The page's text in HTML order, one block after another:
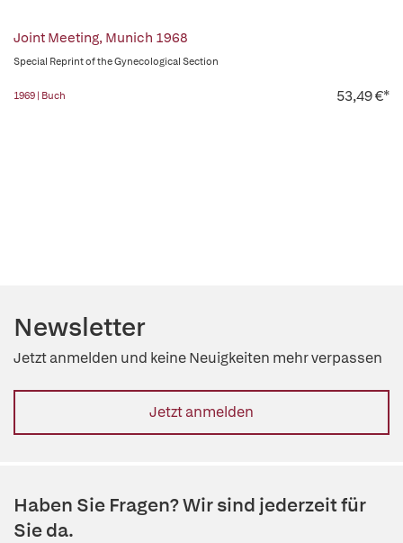
Joint Meeting, Munich 1968
Special Reprint of the Gynecological Section
1969 | Buch 53,49 €*
Newsletter
Jetzt anmelden und keine Neuigkeiten mehr verpassen
Jetzt anmelden
Haben Sie Fragen? Wir sind jederzeit für
Sie da.